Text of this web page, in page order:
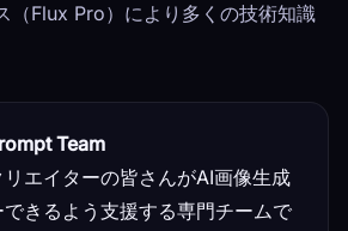
（Flux Pro）により多くの技術知識
Team
エイターの皆さんがAI画像生成
できるよう支援する専門チームで